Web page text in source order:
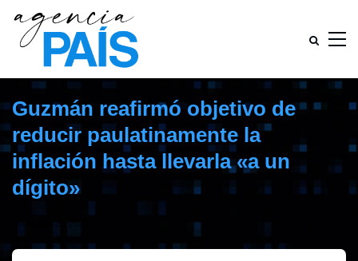
Guzmán reafirmó objetivo de
reducir paulatinamente la
inflación hasta llevarla «a un
dígito»
noviembre 26, 2020